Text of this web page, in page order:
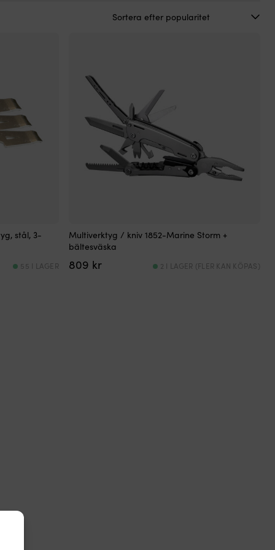
stål, 3-
55 I LAGER
Multiverktyg / kniv 1852-Marine Storm +
bältesväska
809 kr 2 I LAGER (FLER KAN KÖPAS)